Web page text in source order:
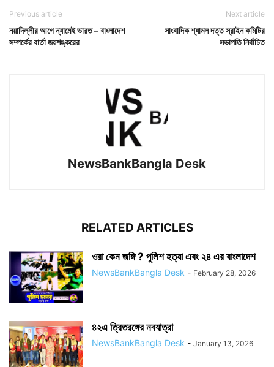
Previous article
নয়াদিল্লীর আগে ন্যামেই ভারত – বাংলাদেশ
সম্পর্কের বার্তা জয়শঙ্করের
Next article
সাংবাদিক শ্যামল দত্ত স্রাইন কমিটির
সভাপতি নির্বাচিত
NewsBankBangla Desk
RELATED ARTICLES
ওরা কেন জঙ্গি ? পুলিশ হত্যা এবং ২৪ এর বাংলাদেশ
NewsBankBangla Desk - February 28, 2026
৪২এ ত্রিতরঙ্গের নবযাত্রা
NewsBankBangla Desk - January 13, 2026